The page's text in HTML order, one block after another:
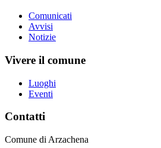
Comunicati
Avvisi
Notizie
Vivere il comune
Luoghi
Eventi
Contatti
Comune di Arzachena